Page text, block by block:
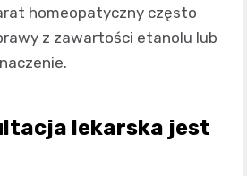
homeopatyczny często
z zawartości etanolu lub
lekarska jest